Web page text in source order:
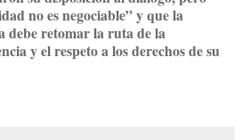
no es negociable” y que la
debe retomar la ruta de la
y el respeto a los derechos de su